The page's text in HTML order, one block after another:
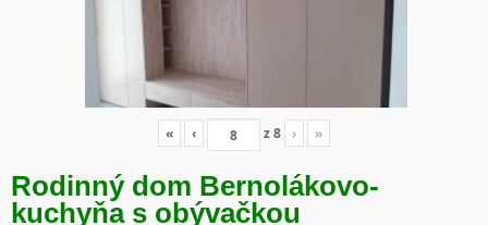
« ‹ z8 › »
Rodinný dom Bernolákovo-
kuchyňa s obývačkou